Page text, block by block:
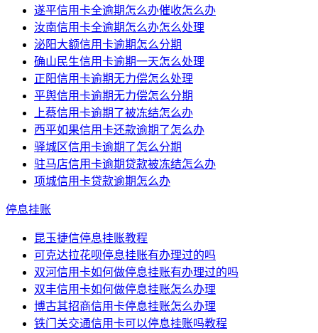
遂平信用卡全逾期怎么办催收怎么办
汝南信用卡全逾期怎么办怎么处理
泌阳大额信用卡逾期怎么分期
确山民生信用卡逾期一天怎么处理
正阳信用卡逾期无力偿怎么处理
平舆信用卡逾期无力偿怎么分期
上蔡信用卡逾期了被冻结怎么办
西平如果信用卡还款逾期了怎么办
驿城区信用卡逾期了怎么分期
驻马店信用卡逾期贷款被冻结怎么办
项城信用卡贷款逾期怎么办
停息挂账
昆玉捷信停息挂账教程
可克达拉花呗停息挂账有办理过的吗
双河信用卡如何做停息挂账有办理过的吗
双丰信用卡如何做停息挂账怎么办理
博古其招商信用卡停息挂账怎么办理
铁门关交通信用卡可以停息挂账吗教程